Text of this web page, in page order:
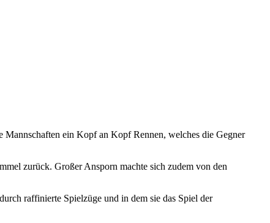
Mannschaften ein Kopf an Kopf Rennen, welches die Gegner
zurück. Großer Ansporn machte sich zudem von den
raffinierte Spielzüge und in dem sie das Spiel der